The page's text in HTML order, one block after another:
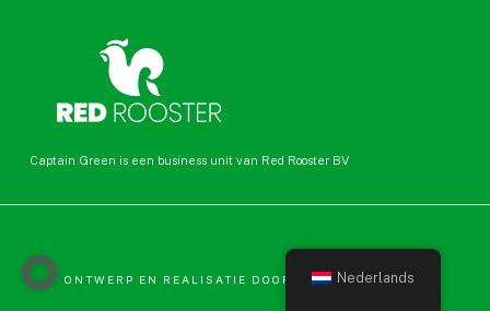
Captain Green is een business unit van Red Rooster BV
ONTWERP EN REALISATIE DOOR DÉ SITEBOUWERS
Nederlands